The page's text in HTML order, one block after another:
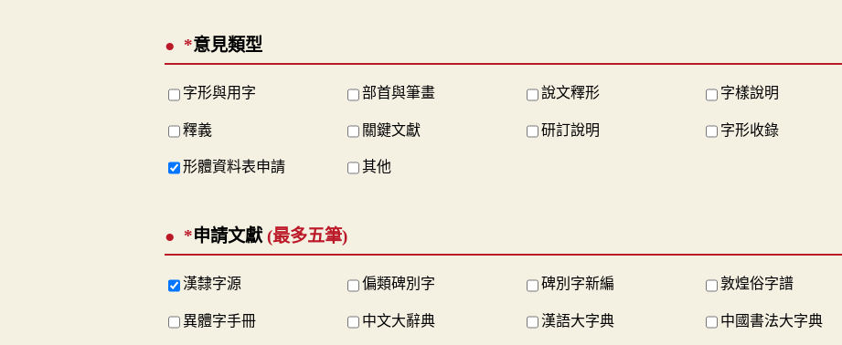
*意見類型
字形與用字 部首與筆畫 說文釋形 字樣說明
釋義 關鍵文獻 研訂說明 字形收錄
形體資料表申請 其他
*申請文獻 (最多五筆)
漢隸字源 偏類碑別字 碑別字新編 敦煌俗字譜
異體字手冊 中文大辭典 漢語大字典 中國書法大字典